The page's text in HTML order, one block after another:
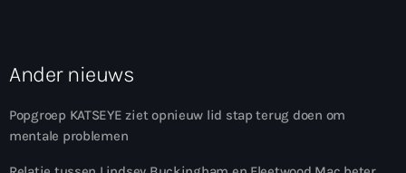
Ander nieuws
Popgroep KATSEYE ziet opnieuw lid stap terug doen om
mentale problemen